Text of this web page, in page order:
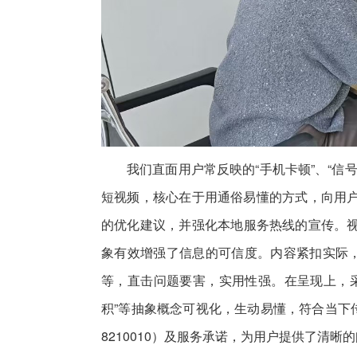
我们直面用户常反映的“手机卡顿”、“
短视频，核心在于用通俗易懂的方式，向用
的优化建议，并强化本地服务热线的宣传。
象有效增强了信息的可信度。内容紧扣实
等，直击问题要害，实用性强。在呈现上，
积”等抽象概念可视化，生动易懂，符合当
8210010）及服务承诺，为用户提供了清晰